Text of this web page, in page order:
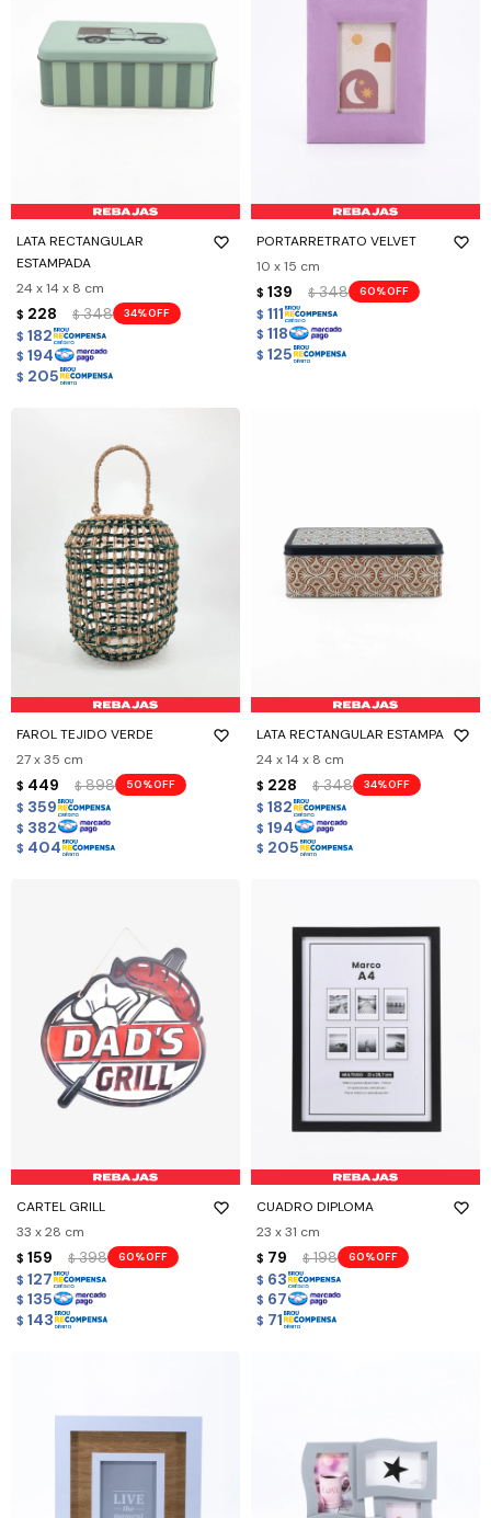
LATA RECTANGULAR
ESTAMPADA
24 x 14 x 8 cm
$ 228 $ 348 34
$ 182
$ 194
$ 205
PORTARRETRATO VELVET
10 x 15 cm
$ 139 $ 348 60
$ 111
$ 118
$ 125
FAROL TEJIDO VERDE
27 x 35 cm
$ 449 $ 898 50
$ 359
$ 382
$ 404
LATA RECTANGULAR ESTAMPA
24 x 14 x 8 cm
$ 228 $ 348 34
$ 182
$ 194
$ 205
CARTEL GRILL
33 x 28 cm
$ 159 $ 398 60
$ 127
$ 135
$ 143
CUADRO DIPLOMA
23 x 31 cm
$ 79 $ 198 60
$ 63
$ 67
$ 71